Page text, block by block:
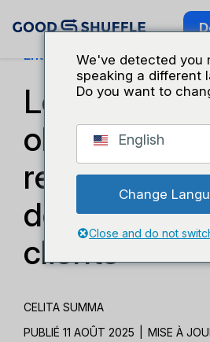
Entreprises Et Croissance
Le secret
obtenir plus
de la part
clients
CELITA SUMMA
PUBLIÉ 11 AOÛT 2025
MISE À
We've detected you
speaking a different
Do you want to
English
Change
Close and do not